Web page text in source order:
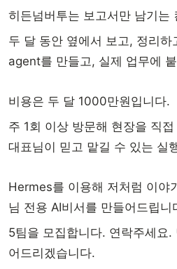
히든넘버투는 보고서만 남기는
두 달 동안 옆에서 보고, 정리하
agent를 만들고, 실제 업무에
비용은 두 달 1000만원입니다.
주 1회 이상 방문해 현장을 직
대표님이 믿고 맡길 수 있는 실
Hermes를 이용해 저처럼 이야
님 전용 AI비서를 만들어드립니
5팀을 모집합니다. 연락주세요.
어드리겠습니다.